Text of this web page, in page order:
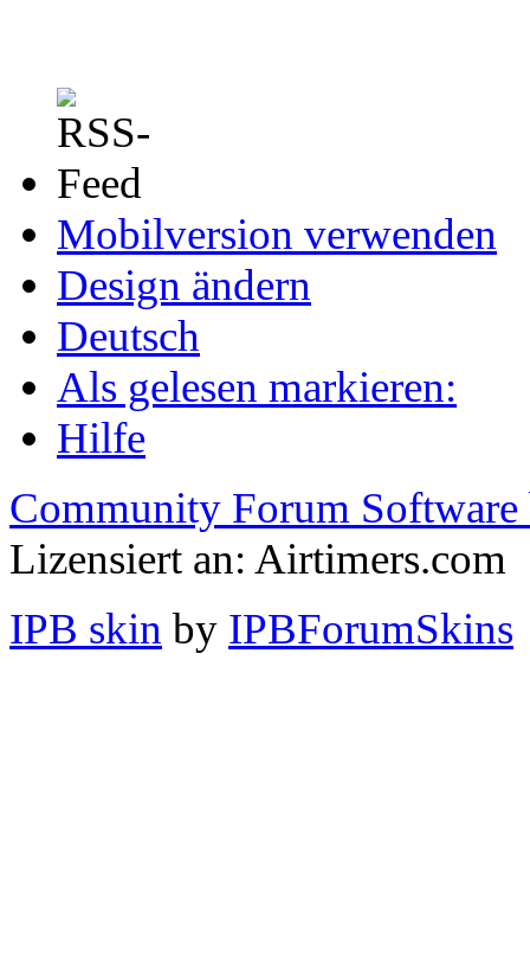
Mobilversion verwenden
Design ändern
Deutsch
Als gelesen markieren:
Hilfe
Community Forum Software
Lizensiert an: Airtimers.com
IPB skin by IPBForumSkins